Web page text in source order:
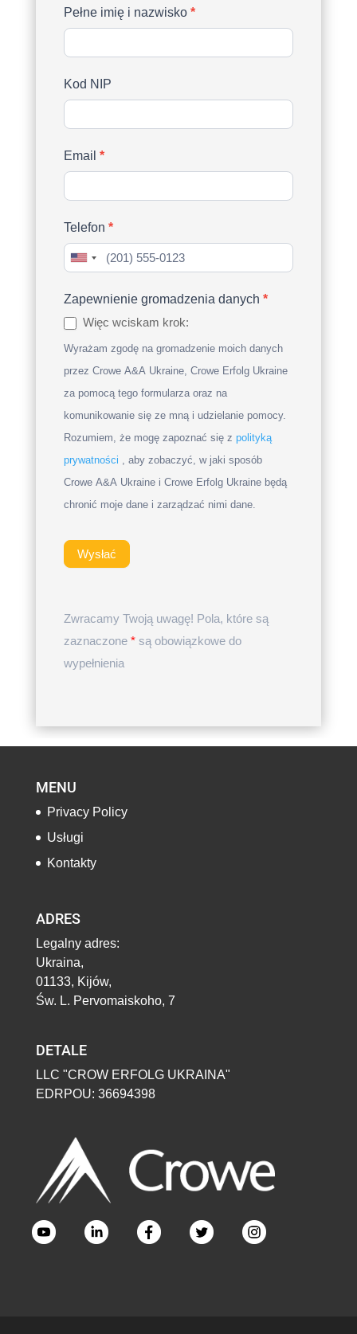
Pełne imię i nazwisko *
Kod NIP
Email *
Telefon *
United
+1
Zapewnienie gromadzenia danych *
Więc wciskam krok:
Wyrażam zgodę na gromadzenie moich danych
przez Crowe A&A Ukraine, Crowe Erfolg Ukraine
za pomocą tego formularza oraz na
komunikowanie się ze mną i udzielanie pomocy.
Rozumiem, że mogę zapoznać się z polityką
prywatności , aby zobaczyć, w jaki sposób
Crowe A&A Ukraine i Crowe Erfolg Ukraine będą
chronić moje dane i zarządzać nimi dane.
Wysłać
Zwracamy Twoją uwagę! Pola, które są
zaznaczone *są obowiązkowe do
wypełnienia
human,
leave
this
blank.
MENU
Privacy Policy
Usługi
Kontakty
ADRES
Legalny adres:
Ukraina,
01133, Kijów,
Św. L. Pervomaiskoho, 7
DETALE
LLC "CROW ERFOLG UKRAINA"
EDRPOU: 36694398